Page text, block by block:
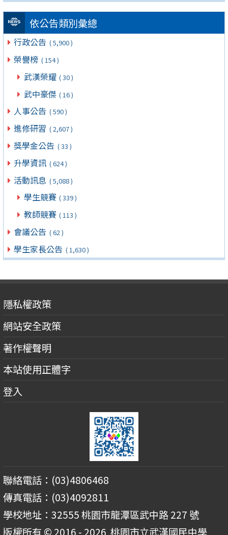
依公告類別彙總
行政公告 ( 5,900 )
榮譽榜 ( 154 )
武漢榮耀 ( 30 )
武中豪傑 ( 16 )
人事公告 ( 590 )
進修研習 ( 2,607 )
獎學金公告 ( 33 )
升學資訊 ( 624 )
活動訊息 ( 5,088 )
學生競賽 ( 339 )
教師競賽 ( 113 )
會議公告 ( 62 )
學生家長公告 ( 1,630 )
隱私權政策
網站安全政策
著作權聲明
本站使用正體字
登入
聯絡電話：(03)4806468
傳真電話：(03)4092811
學校地址：32555 桃園市龍潭區武中路 227 號
版權所有 © 2016 - 2026 桃園市立武漢國民中學